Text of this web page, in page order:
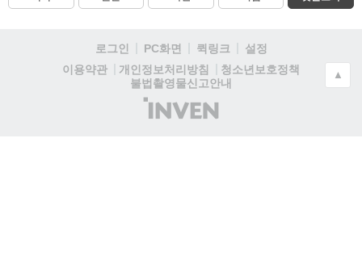
로그인 PC화면 퀵링크
설정
이용약관
개인정보처리방침
청소년보호정책
불법촬영물신고안내
(주)
인
▲